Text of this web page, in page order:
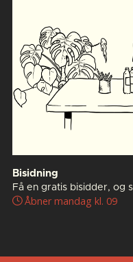
Bisidning
Få en gratis bisidder, og
Åbner mandag kl. 09